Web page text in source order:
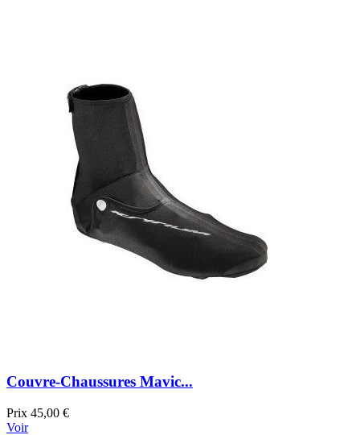
Couvre-Chaussures Mavic...
Prix 45,00 €
Voir